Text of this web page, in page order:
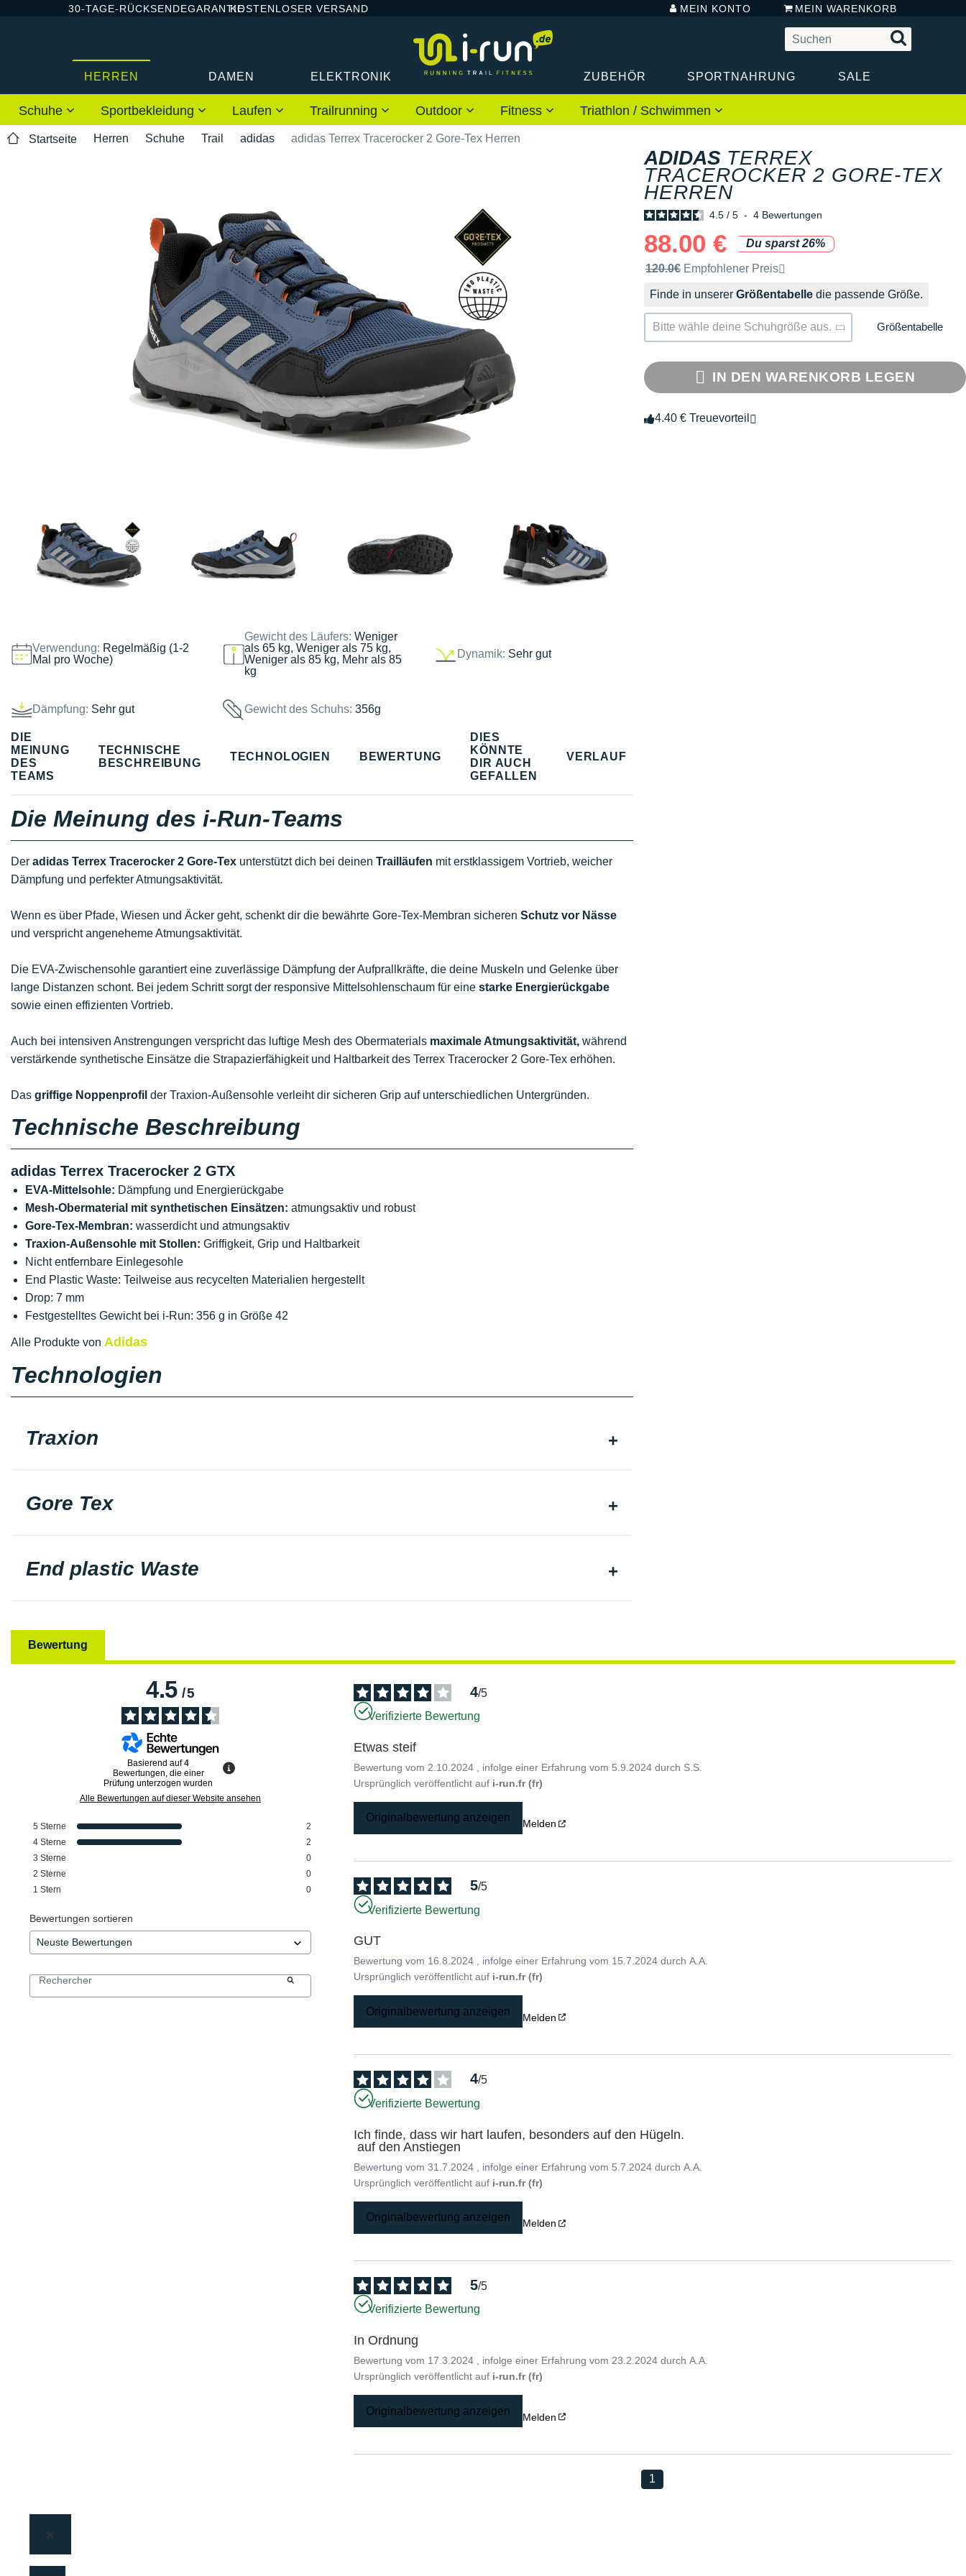
30-TAGE-RÜCKSENDEGARANTIEKOSTENLOSER VERSAND MEIN KONTO MEIN WARENKORB
HERREN DAMEN ELEKTRONIK ZUBEHÖR SPORTNAHRUNG SALE
Schuhe Sportbekleidung Laufen Trailrunning Outdoor Fitness Triathlon / Schwimmen
Startseite Herren Schuhe Trail adidas adidas Terrex Tracerocker 2 Gore-Tex Herren
Verwendung: Regelmäßig (1-2
Mal pro Woche)
Gewicht des Läufers:Weniger
als 65 kg, Weniger als 75 kg,
Weniger als 85 kg, Mehr als 85
kg
Dynamik: Sehr gut
Dämpfung: Sehr gut Gewicht des Schuhs:356g
ADIDAS TERREX
TRACEROCKER 2 GORE-TEX
HERREN
4.5 / 5 - 4 Bewertungen
88.00 €
Du sparst 26%
Unverbindliche Preisempfehlung der Marke
120.0€ Empfohlener Preis
Finde in unserer Größentabelle die passende Größe.
Bitte wähle deine Schuhgröße aus. Größentabelle
IN DEN WARENKORB LEGEN
4.40 € Treuevorteil
DIE
MEINUNG
DES
TEAMS
TECHNISCHE
BESCHREIBUNG
TECHNOLOGIEN BEWERTUNG
DIES
KÖNNTE
DIR AUCH
GEFALLEN
VERLAUF
Die Meinung des i-Run-Teams
Der adidas Terrex Tracerocker 2 Gore-Tex unterstützt dich bei deinen Trailläufen mit erstklassigem Vortrieb, weicher
Dämpfung und perfekter Atmungsaktivität.
Wenn es über Pfade, Wiesen und Äcker geht, schenkt dir die bewährte Gore-Tex-Membran sicheren Schutz vor Nässe
und verspricht angeneheme Atmungsaktivität.
Die EVA-Zwischensohle garantiert eine zuverlässige Dämpfung der Aufprallkräfte, die deine Muskeln und Gelenke über
lange Distanzen schont. Bei jedem Schritt sorgt der responsive Mittelsohlenschaum für eine starke Energierückgabe
sowie einen effizienten Vortrieb.
Auch bei intensiven Anstrengungen verspricht das luftige Mesh des Obermaterials maximale Atmungsaktivität, während
verstärkende synthetische Einsätze die Strapazierfähigkeit und Haltbarkeit des Terrex Tracerocker 2 Gore-Tex erhöhen.
Das griffige Noppenprofil der Traxion-Außensohle verleiht dir sicheren Grip auf unterschiedlichen Untergründen.
Technische Beschreibung
adidas Terrex Tracerocker 2 GTX
EVA-Mittelsohle: Dämpfung und Energierückgabe
Mesh-Obermaterial mit synthetischen Einsätzen: atmungsaktiv und robust
Gore-Tex-Membran: wasserdicht und atmungsaktiv
Traxion-Außensohle mit Stollen: Griffigkeit, Grip und Haltbarkeit
Nicht entfernbare Einlegesohle
End Plastic Waste: Teilweise aus recycelten Materialien hergestellt
Drop: 7 mm
Festgestelltes Gewicht bei i-Run: 356 g in Größe 42
Alle Produkte von Adidas
Technologien
Traxion
Gore Tex
End plastic Waste
Bewertung
4.5/5
Basierend auf4
Bewertungen, die einer
Prüfung unterzogen wurden
Alle Bewertungen auf dieser Website ansehen
5 Sterne
2
4 Sterne
2
3 Sterne
0
2 Sterne
0
1 Stern 0
Bewertungen sortieren
4/5
Verifizierte Bewertung
Etwas steif
Bewertung vom 2.10.2024 , infolge einer Erfahrung vom 5.9.2024 durch S.S.
Ursprünglich veröffentlicht auf i-run.fr (fr)
Originalbewertung anzeigen Melden
5/5
Verifizierte Bewertung
GUT
Bewertung vom 16.8.2024 , infolge einer Erfahrung vom 15.7.2024 durchA.A.
Ursprünglich veröffentlicht auf i-run.fr (fr)
Originalbewertung anzeigen Melden
4/5
Verifizierte Bewertung
Ich finde, dass wir hart laufen, besonders auf den Hügeln.
auf den Anstiegen
Bewertung vom31.7.2024 , infolge einer Erfahrung vom 5.7.2024 durchA.A.
Ursprünglich veröffentlicht auf i-run.fr (fr)
Originalbewertung anzeigen Melden
5/5
Verifizierte Bewertung
In Ordnung
Bewertung vom 17.3.2024 , infolge einer Erfahrung vom 23.2.2024 durchA.A.
Ursprünglich veröffentlicht auf i-run.fr (fr)
Originalbewertung anzeigen Melden
1